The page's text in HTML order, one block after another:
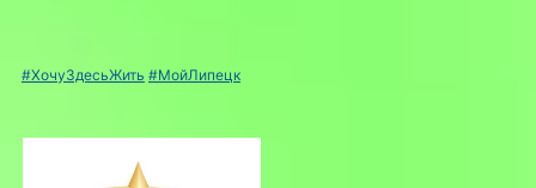
#ХочуЗдесьЖить #МойЛипецк